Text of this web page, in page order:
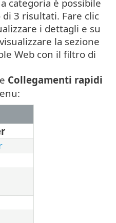
categoria è possibile
3 risultati. Fare clic
i dettagli e su
la sezione
Web con il filtro di
Collegamenti rapidi